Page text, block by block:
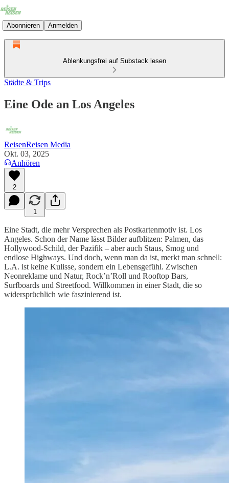
Abonnieren Anmelden
Ablenkungsfrei auf Substack lesen
Städte & Trips
Eine Ode an Los Angeles
ReisenReisen Media
Okt. 03, 2025
Anhören
2
1
Eine Stadt, die mehr Versprechen als Postkartenmotiv ist. Los
Angeles. Schon der Name lässt Bilder aufblitzen: Palmen, das
Hollywood-Schild, der Pazifik – aber auch Staus, Smog und
endlose Highways. Und doch, wenn man da ist, merkt man schnell:
L.A. ist keine Kulisse, sondern ein Lebensgefühl. Zwischen
Neonreklame und Natur, Rock’n’Roll und Rooftop Bars,
Surfboards und Streetfood. Willkommen in einer Stadt, die so
widersprüchlich wie faszinierend ist.